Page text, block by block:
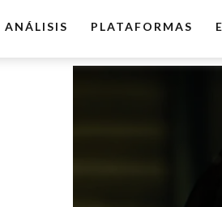
ANÁLISIS PLATAFORMAS